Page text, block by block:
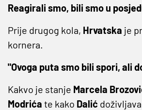
Reagirali smo, bili smo u
Prije drugog kola, Hrvatska je
kornera.
"Ovoga puta smo bili spori, ali
Kakvo je stanje Marcela
Modrića te kako Dalić